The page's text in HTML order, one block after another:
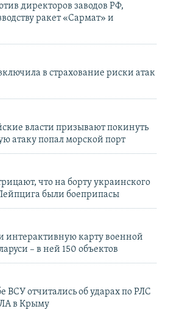
директоров заводов РФ,
ракет «Сармат» и
в страхование риски атак
власти призывают покинуть
атаку попал морской порт
что на борту украинского
были боеприпасы
интерактивную карту военной
– в ней 150 объектов
ВСУ отчитались об ударах по РЛС
в Крыму